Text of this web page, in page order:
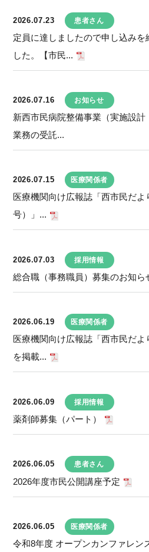
2026.07.23 患者さん
定員に達しましたので申し込みを
した。【市民...
2026.07.16 お知らせ
新西市民病院整備事業（実施設
業務の受託...
2026.07.15 医療関係者
医療機関向け広報誌「西市民だよ
号）」...
2026.07.03 採用情報
総合職（事務職員）募集のお知ら
2026.06.19 医療関係者
医療機関向け広報誌「西市民だよ
を掲載...
2026.06.09 採用情報
薬剤師募集（パート）
2026.06.05 患者さん
2026年度市民公開講座予定
2026.06.05 医療関係者
令和8年度 オープンカンファレン